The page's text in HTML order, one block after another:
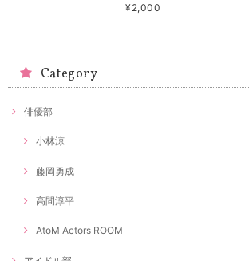
¥2,000
Category
俳優部
小林涼
藤岡勇成
高間淳平
AtoM Actors ROOM